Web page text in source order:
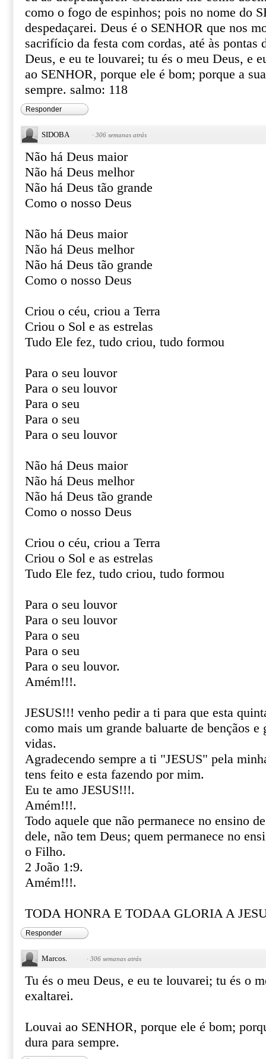
como o fogo de espinhos; pois no nome do
despedaçarei. Deus é o SENHOR que nos
sacrifício da festa com cordas, até às pontas
Deus, e eu te louvarei; tu és o meu Deus, e
ao SENHOR, porque ele é bom; porque a
sempre. salmo: 118
Responder
SIDOBA · 306 semanas atrás
Não há Deus maior
Não há Deus melhor
Não há Deus tão grande
Como o nosso Deus
Não há Deus maior
Não há Deus melhor
Não há Deus tão grande
Como o nosso Deus
Criou o céu, criou a Terra
Criou o Sol e as estrelas
Tudo Ele fez, tudo criou, tudo formou
Para o seu louvor
Para o seu louvor
Para o seu
Para o seu
Para o seu louvor
Não há Deus maior
Não há Deus melhor
Não há Deus tão grande
Como o nosso Deus
Criou o céu, criou a Terra
Criou o Sol e as estrelas
Tudo Ele fez, tudo criou, tudo formou
Para o seu louvor
Para o seu louvor
Para o seu
Para o seu
Para o seu louvor.
Amém!!!.
JESUS!!! venho pedir a ti para que esta
como mais um grande baluarte de bençãos e
vidas.
Agradecendo sempre a ti "JESUS" pela
tens feito e esta fazendo por mim.
Eu te amo JESUS!!!.
Amém!!!.
Todo aquele que não permanece no ensino
dele, não tem Deus; quem permanece no
o Filho.
2 João 1:9.
Amém!!!.
TODA HONRA E TODAA GLORIA A
Responder
Marcos. · 306 semanas atrás
Tu és o meu Deus, e eu te louvarei; tu és o
exaltarei.
Louvai ao SENHOR, porque ele é bom;
dura para sempre.